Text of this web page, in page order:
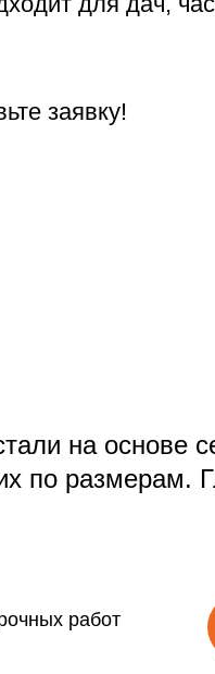
заявку!
на основе
по размерам.
работ